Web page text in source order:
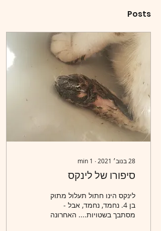
Posts
28 בנוב׳ 2021 ∙
1
min
סיפורו של לינקס
לינקס הינו חתול תעלול מתוק
בן 4. נחמד, נחמד, אבל -
מסתבך בשטויות.... האחרונה